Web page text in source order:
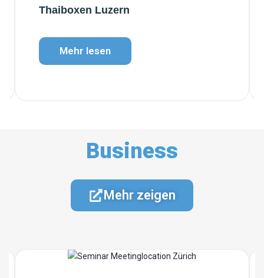
Thaiboxen Luzern
Mehr lesen
Business
Mehr zeigen